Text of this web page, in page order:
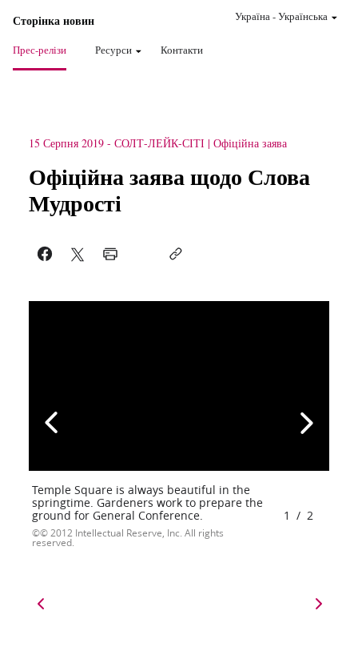
Сторінка новин
Прес-релізи Ресурси Контакти
Україна-Українська
15 Серпня 2019 - СОЛТ-ЛЕЙК-СІТІ Офіційна заява
Офіційна заява щодо Слова
Мудрості
Temple Square is always beautiful in the
springtime. Gardeners work to prepare the
ground for General Conference.
© 2012 Intellectual Reserve, Inc. All rights
reserved.
1 / 2